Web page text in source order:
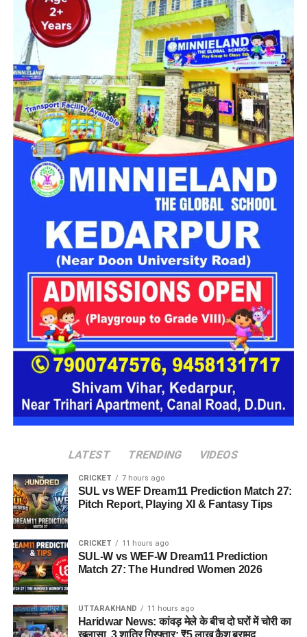
महिला सशक्तिकरण एवं बाल विकास विभाग की ओर से इसके लिए ‘आलंबन
गांव’ विकसित करने की योजना तैयार की जा रही है। इस योजना का उद्देश्य
नारी निकेतन में रहने वाली महिलाओं और बच्चों को सुरक्षित माहौल के साथ-
साथ घर जैसा अपनापन और स्वतंत्रता देना है।
उत्तराखंड में बन रहा ‘आलंबन गांव’
महिला सशक्तिकरण एवं बाल विकास विभागके निदेशक आईएएस बंशीलाल
राणा के मुताबिक, नारी निकेतन में आने वाली कई महिलाएं और बच्चे खुद को
एक बंद संस्थान या जेल जैसी जगह पर महसूस करते हैं। यही वजह है कि
कई बार बच्चे वहां से निकलने या भागने की कोशिश तक करने लगते हैं।
इसी समस्या को ध्यान में रखते हुए विभाग अब ऐसा इंफ्रास्ट्रक्चर तैयार
करने की दिशा में काम कर रहा है, जहां रहने वाले लोगों को संस्थागत माहौल
के बजाय परिवार जैसा वातावरण मिल सके।
16 घरों में मिलेगा परिवार जैसा माहौल
प्रस्तावित आलंबन गांव में कॉटेज और छोटे घर विकसित किए जाएंगे। यहां
एक परिवार की तर्ज पर लोगों को रखा जाएगा। योजना के मुताबिक, एक
यूनिट में करीब दो महिलाएं, चार बच्चे और एक किशोरी को शामिल किया
जाएगा। इस तरह उन्हें एक परिवार की तरह साथ रहने का अवसर मिलेगा।
हर यूनिट में अलग किचन जैसी सुविधाएं भी होंगी, ताकि वहां रहने वाली
महिलाओं और बच्चों को रोजमर्रा के जीवन में ज्यादा स्वतंत्रता और जिम्मेदारी
का अनुभव हो सके। प्रस्तावित परिसर में कुल 16 घर विकसित किए
जाएंगे, जिनमें करीब 88 लोगों के रहने की व्यवस्था होगी।
LATEST TRENDING VIDEOS
CRICKET 7 hours ago
SUL vs WEF Dream11 Prediction Match 27:
Pitch Report, Playing XI & Fantasy Tips
CRICKET 11 hours ago
SUL-W vs WEF-W Dream11 Prediction
Match 27: The Hundred Women 2026
UTTARAKHAND 11 hours ago
Haridwar News: कांवड़ मेले के बीच दो घरों में चोरी का
खुलासा, 3 शातिर गिरफ्तार; ₹5 लाख कैश बरामद